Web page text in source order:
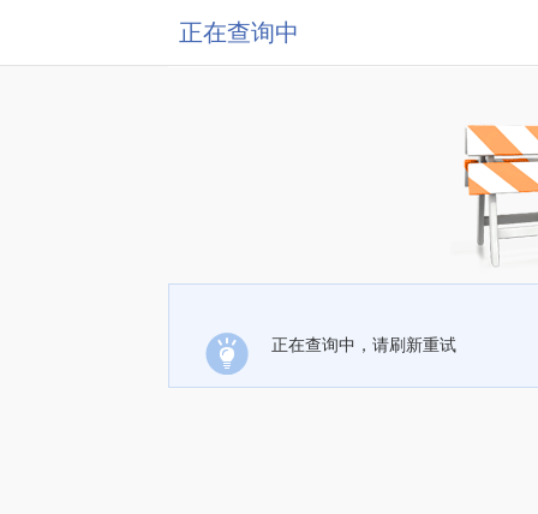
正在查询中
正在查询中，请刷新重试